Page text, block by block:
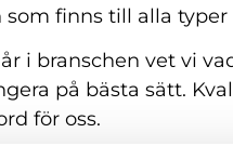
finns till alla typer
i branschen vet vi
på bästa sätt.
för oss.